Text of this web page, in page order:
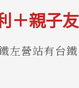
＋親子
左營站有台